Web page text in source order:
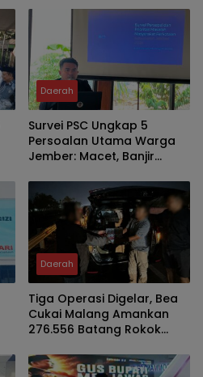
Daerah
Survei PSC Ungkap 5
Persoalan Utama Warga
Jember: Macet, Banjir
Pokok
Daerah
Tiga Operasi Digelar, Bea
Cukai Malang Amankan
276.556 Batang Rokok